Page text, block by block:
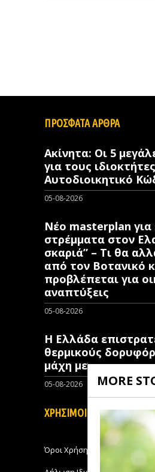
MORE
ΠΡΟΣΦΑΤΑ ΑΡΘΡΑ
Ακίνητα: Οι 5
για τους
Αυτοδιοικητικό
05-08-2026
Νέο masterplan για
στρέμματα στον
σκαριά” – Τι θα
από τον Βοτανικό
προβλέπεται για
αναπτύξεις
05-08-2026
Η Ελλάδα
θερμικούς
μάχη με τις
05-08-2026
ΧΡΗΣΙΜΟΙ ΣΥΝΔΕΣΜΟΙ
Όροι Χρήσης